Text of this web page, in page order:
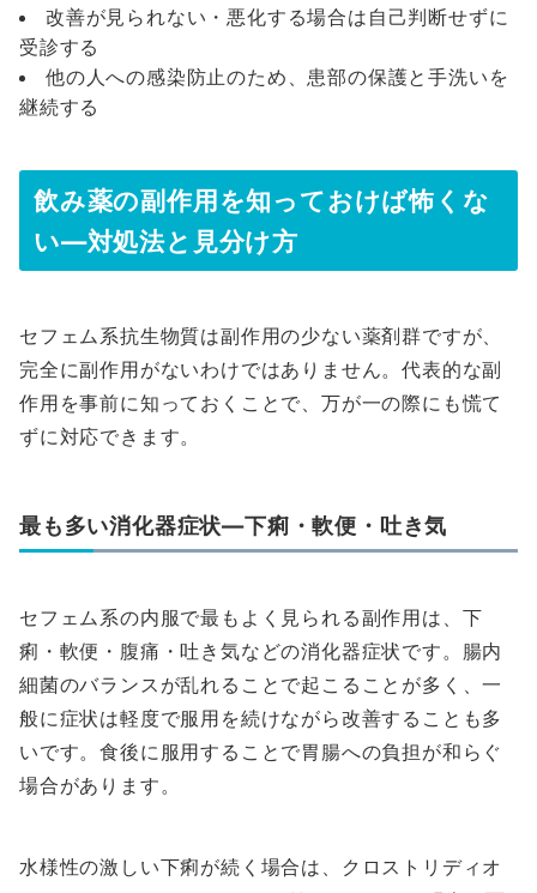
改善が見られない・悪化する場合は自己判断せずに
受診する
他の人への感染防止のため、患部の保護と手洗いを
継続する
飲み薬の副作用を知っておけば怖くな
い—対処法と見分け方
セフェム系抗生物質は副作用の少ない薬剤群ですが、
完全に副作用がないわけではありません。代表的な副
作用を事前に知っておくことで、万が一の際にも慌て
ずに対応できます。
最も多い消化器症状—下痢・軟便・吐き気
セフェム系の内服で最もよく見られる副作用は、下
痢・軟便・腹痛・吐き気などの消化器症状です。腸内
細菌のバランスが乱れることで起こることが多く、一
般に症状は軽度で服用を続けながら改善することも多
いです。食後に服用することで胃腸への負担が和らぐ
場合があります。
水様性の激しい下痢が続く場合は、クロストリディオ